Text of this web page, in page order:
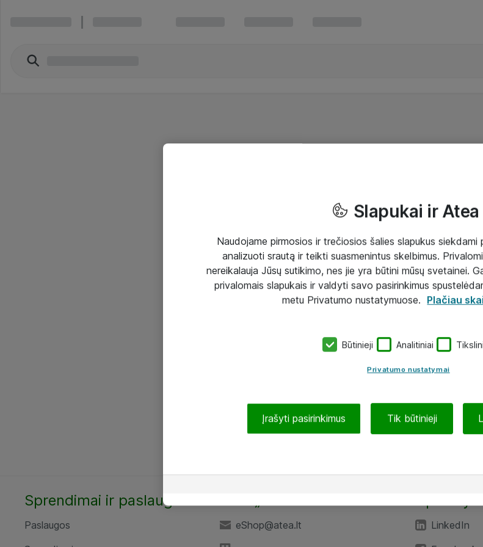
Sprendimai ir paslaugos
Paslaugos
eShop@atea.lt
LinkedIn
Slapukai ir Atea
Naudojame pirmosios ir trečiosios šalies slapukus
analizuoti srautą ir teikti suasmenintus skelbimus.
nereikalauja Jūsų sutikimo, nes jie yra būtini mūsų svetainei.
privalomais slapukais ir valdyti savo pasirinkimus
metu Privatumo nustatymuose. Plačiau
Būtinieji Analitiniai
Privatumo nustatymai
Įrašyti pasirinkimus Tik būtinieji